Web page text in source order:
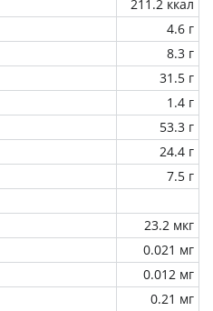
211.2 ккал
4.6 г
8.3 г
31.5 г
1.4 г
53.3 г
24.4 г
7.5 г
23.2 мкг
0.021 мг
0.012 мг
0.21 мг